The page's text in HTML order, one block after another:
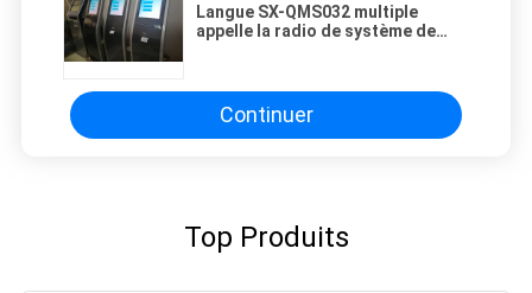
Langue SX-QMS032 multiple
appelle la radio de système de
Continuer
Top Produits